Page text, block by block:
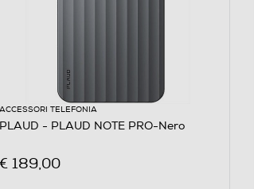
ACCESSORI TELEFONIA
PLAUD - PLAUD NOTE PRO-Nero
€ 189,00